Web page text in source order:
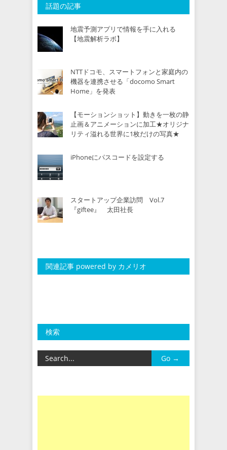
話題の記事
地震予測アプリで情報を手に入れる
【地震解析ラボ】
NTTドコモ、スマートフォンと家庭内の
機器を連携させる「docomo Smart
Home」を発表
【モーションショット】動きを一枚の静
止画＆アニメーションに加工★オリジナ
リティ溢れる世界に1枚だけの写真★
iPhoneにパスコードを設定する
スタートアップ企業訪問 Vol.7
『giftee』 太田社長
関連記事 powered by カメリオ
検索